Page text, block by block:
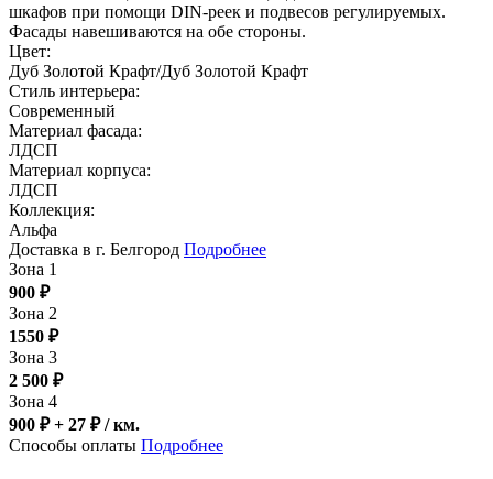
шкафов при помощи DIN-реек и подвесов регулируемых.
Фасады навешиваются на обе стороны.
Цвет:
Дуб Золотой Крафт/Дуб Золотой Крафт
Стиль интерьера:
Современный
Материал фасада:
ЛДСП
Материал корпуса:
ЛДСП
Коллекция:
Альфа
Доставка в г. Белгород Подробнее
Зона 1
900 ₽
Зона 2
1550 ₽
Зона 3
2 500 ₽
Зона 4
900 ₽ + 27 ₽/ км.
Способы оплаты Подробнее